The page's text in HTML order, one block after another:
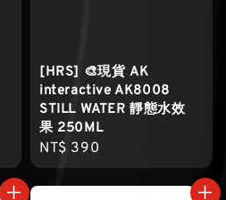
[HRS] 🎨現貨 AK
interactive AK8008
STILL WATER 靜態水效
果 250ML
Regular
price
NT$ 390